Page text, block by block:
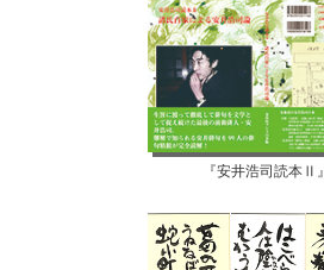
『安井浩司読本Ⅱ』